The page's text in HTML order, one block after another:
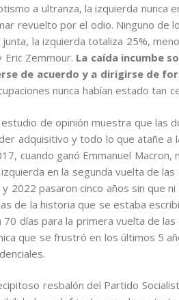
a ultranza, la izquierda nunca
revuelto por el odio. Ninguno de
junta, la izquierda totaliza 25%,
Eric Zemmour. La caída incumbe
de acuerdo y a dirigirse de
nunca habían estado tan
estudio de opinión muestra que las
adquisitivo y todo lo que atañe a
cuando ganó Emmanuel
en la segunda vuelta de
2022 pasaron cinco años sin que
de la historia que se estaba
70 días para la primera vuelta de
que se frustró en los últimos 5
resbalón del Partido